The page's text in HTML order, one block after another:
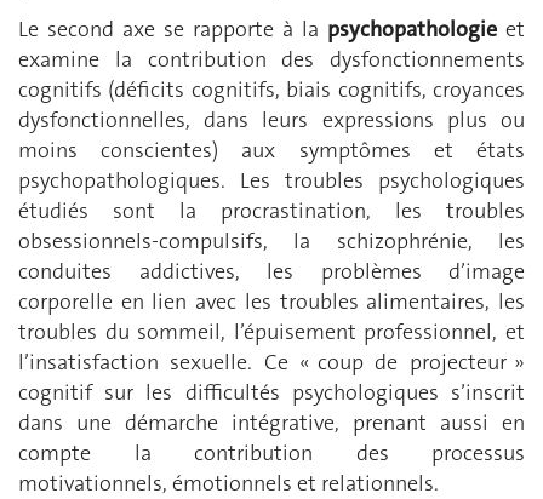
Le second axe se rapporte à la psychopathologie et
examine la contribution des dysfonctionnements
cognitifs (déficits cognitifs, biais cognitifs, croyances
dysfonctionnelles, dans leurs expressions plus ou
moins conscientes) aux symptômes et états
psychopathologiques. Les troubles psychologiques
étudiés sont la procrastination, les troubles
obsessionnels-compulsifs, la schizophrénie, les
conduites addictives, les problèmes d’image
corporelle en lien avec les troubles alimentaires, les
troubles du sommeil, l’épuisement professionnel, et
l’insatisfaction sexuelle. Ce « coup de projecteur »
cognitif sur les difficultés psychologiques s’inscrit
dans une démarche intégrative, prenant aussi en
compte la contribution des processus
motivationnels, émotionnels et relationnels.